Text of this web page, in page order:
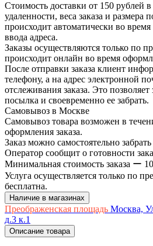
Стоимость доставки от 150 рублей
удаленности, веса заказа и размера
происходит автоматически во
ввода адреса.
Заказы осуществляются только по
происходит онлайн во время
После отправки заказа клиент
телефону, а на адрес электронной
отслеживания заказа. Это позволяет
посылка и своевременно ее забрать.
Самовывоз в Москве
Самовывоз товара возможен в
оформления заказа.
Заказ можно самостоятельно
Оператор сообщит о готовности
Минимальная стоимость заказа ー
Услуга осуществляется только по
бесплатна.
Наличие в магазинах
Преображенская площадь Москва,
д.3 к.1
Описание товара